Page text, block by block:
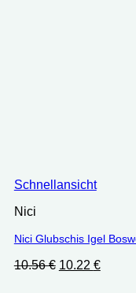
Schnellansicht
Nici
Nici Glubschis Igel
10.56€ Ursprünglicher
10.22 €